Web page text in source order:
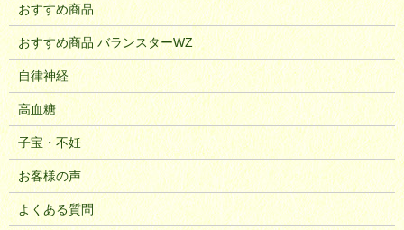
おすすめ商品
おすすめ商品 バランスターWZ
自律神経
高血糖
子宝・不妊
お客様の声
よくある質問